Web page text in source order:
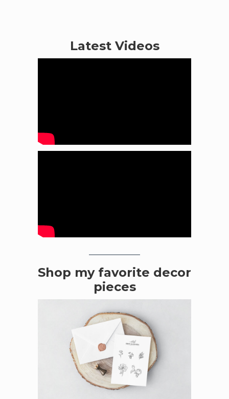
Latest Videos
Shop my favorite decor
pieces